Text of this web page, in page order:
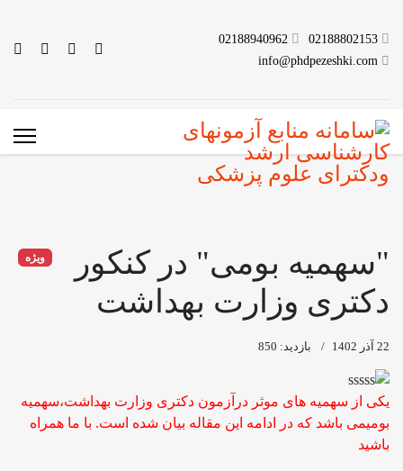
02188802153
02188940962
info@phdpezeshki.com
ویژه
"سهمیه بومی" در کنکور
دکتری وزارت بهداشت
22 آذر 1402 بازدید: 850
یکی از سهمیه های موثر درآزمون دکتری وزارت بهداشت،سهمیه
بومیمی باشد که در ادامه این مقاله بیان شده است. با ما همراه
باشید